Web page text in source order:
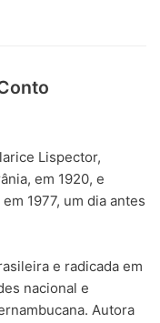
Lispector,
em 1920, e
1977, um dia antes
e radicada em
nacional e
Autora